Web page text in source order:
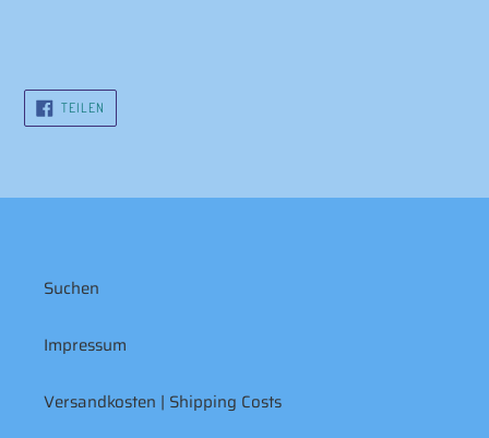
TEILEN
TEILEN
Suchen
Impressum
Versandkosten | Shipping Costs